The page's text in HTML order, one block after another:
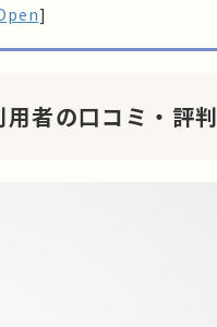
]
者の口コミ・評判